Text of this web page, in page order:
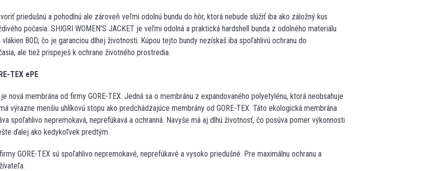
priedušnú a pohodlnú ale zároveň veľmi odolnú bundu do hôr, ktorá nebude slúžiť iba ako záložný kus
počasia. SHIGRI WOMEN'S JACKET je veľmi odolná a praktická hardshell bunda z odolného materiálu
vlákien 80D, čo je garanciou dlhej životnosti. Kúpou tejto bundy nezískaš iba spoľahlivú ochranu do
ale tiež prispeješ k ochrane životného prostredia.
TEX ePE
je nová membrána od firmy GORE-TEX. Jedná sa o membránu z expandovaného polyetylénu, ktorá neobsahuje
výrazne menšiu uhlíkovú stopu ako predchádzajúce membrány od GORE-TEX. Táto ekologická membrána
spoľahlivo nepremokavá, neprefúkavá a ochranná. Navyše má aj dlhú životnosť, čo posúva pomer výkonnosti
ďalej ako kedykoľvek predtým.
GORE-TEX sú spoľahlivo nepremokavé, neprefúkavé a vysoko priedušné. Pre maximálnu ochranu a